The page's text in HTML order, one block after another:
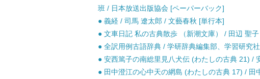
班 / 日本放送出版協会 [ペーパーバック]
● 義経 / 司馬 遼太郎 / 文藝春秋 [単行本]
● 文車日記 私の古典散歩 （新潮文庫） / 田辺 聖
● 全訳用例古語辞典 / 学研辞典編集部、学習研究
● 安西篤子の南総里見八犬伝 (わたしの古典 21) /
● 田中澄江の心中天の網島 (わたしの古典 17) / 田